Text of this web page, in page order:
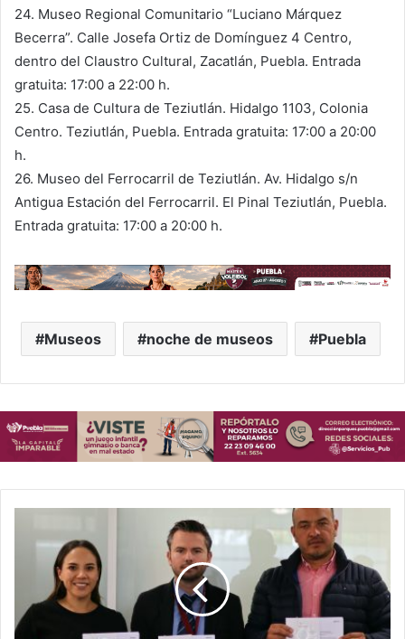
24. Museo Regional Comunitario “Luciano Márquez
Becerra”. Calle Josefa Ortiz de Domínguez 4 Centro,
dentro del Claustro Cultural, Zacatlán, Puebla. Entrada
gratuita: 17:00 a 22:00 h.
25. Casa de Cultura de Teziutlán. Hidalgo 1103, Colonia
Centro. Teziutlán, Puebla. Entrada gratuita: 17:00 a 20:00
h.
26. Museo del Ferrocarril de Teziutlán. Av. Hidalgo s/n
Antigua Estación del Ferrocarril. El Pinal Teziutlán, Puebla.
Entrada gratuita: 17:00 a 20:00 h.
Museos noche de museos Puebla
P